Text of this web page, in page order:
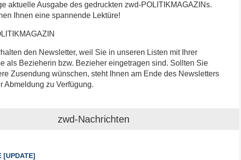
aktuelle Ausgabe des gedruckten zwd-POLITIKMAGAZINs.
Ihnen eine spannende Lektüre!
den Newsletter, weil Sie in unseren Listen mit Ihrer
als Bezieherin bzw. Bezieher eingetragen sind. Sollten Sie
Zusendung wünschen, steht Ihnen am Ende des Newsletters
Abmeldung zu Verfügung.
zwd-Nachrichten
[UPDATE]